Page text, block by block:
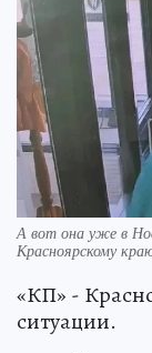
А вот она уже в
Красноярскому
«КП» -
ситуации.